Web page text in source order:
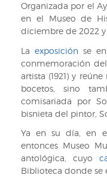
Organizada por el
en el Museo de
diciembre de 2022
La exposición se
conmemoración
artista (1921) y
bocetos, sino
comisariada por
bisnieta del pintor,
Ya en su día, en
entonces Museo
antológica, cuyo
Biblioteca donde se